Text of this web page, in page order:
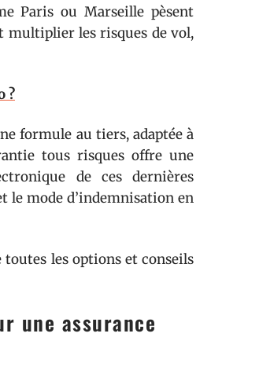
Paris ou Marseille pèsent
multiplier les risques de vol,
?
formule au tiers, adaptée à
tous risques offre une
de ces dernières
le mode d’indemnisation en
toutes les options et conseils
une assurance